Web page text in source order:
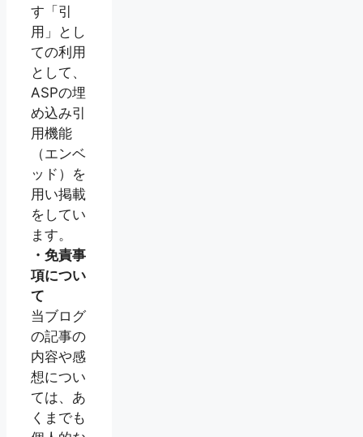
す「引
用」とし
ての利用
として、
ASPの埋
め込み引
用機能
（エンベ
ッド）を
用い掲載
をしてい
ます。
・免責事
項につい
て
当ブログ
の記事の
内容や感
想につい
ては、あ
くまでも